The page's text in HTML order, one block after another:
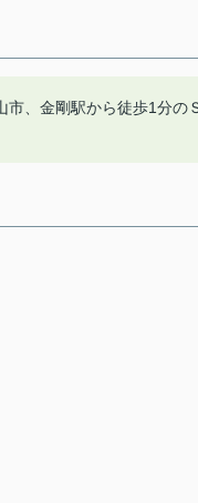
、金剛駅から徒歩1分の